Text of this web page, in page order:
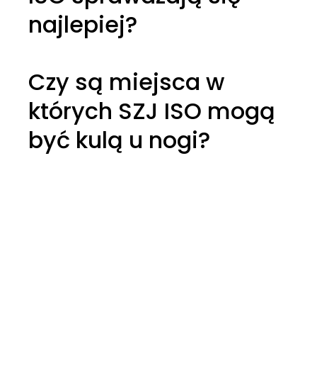
najlepiej?
Czy są miejsca w
których SZJ ISO mogą
być kulą u nogi?